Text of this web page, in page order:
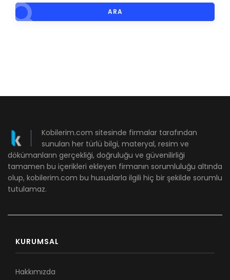
ARA
Kobilerim.com sitesinde firmalar tarafından
sunulan her türlü bilgi, materyal, resim ve
dökümanların gerçekliği, doğruluğu ve güvenilirliği
tamamen bu içerikleri ekleyen firmanın sorumluluğu altında
olup, kobilerim.com bu hususlarla ilgili hiç bir şekilde sorumlu
tutulamaz.
KURUMSAL
Hakkımızda